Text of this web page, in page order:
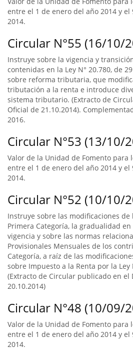
entre el 1 de enero del año 2014 y
2014.
Circular N°55 (16/10/
Instruye sobre la vigencia y
contenidas en la Ley N° 20.780, de
sobre reforma tributaria, que
tributación a la renta e introduce
sistema tributario. (Extracto de
Oficial de 21.10.2014).
2016.
Circular N°53 (13/10/
Valor de la Unidad de Fomento para
entre el 1 de enero del año 2014 y
2014.
Circular N°52 (10/10/
Instruye sobre las modificaciones
Primera Categoría, la gradualidad
vigencia y sobre las normas
Provisionales Mensuales de los
Categoría, a raíz de las
sobre Impuesto a la Renta por la Ley
(Extracto de Circular publicado en el
20.10.2014)
Circular N°48 (10/09/
Valor de la Unidad de Fomento para
entre el 1 de enero del año 2014 y
2014.